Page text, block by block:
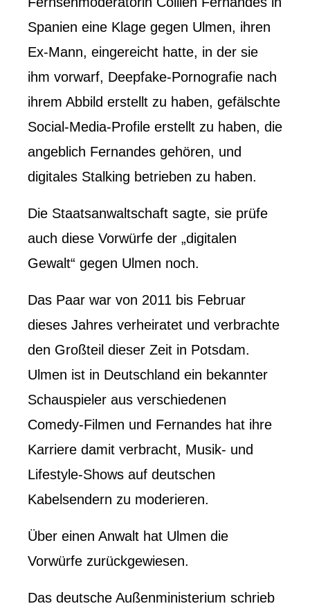
Spanien eine Klage gegen Ulmen, ihren
Ex-Mann, eingereicht hatte, in der sie
ihm vorwarf, Deepfake-Pornografie nach
ihrem Abbild erstellt zu haben, gefälschte
Social-Media-Profile erstellt zu haben, die
angeblich Fernandes gehören, und
digitales Stalking betrieben zu haben.
Die Staatsanwaltschaft sagte, sie prüfe
auch diese Vorwürfe der „digitalen
Gewalt“ gegen Ulmen noch.
Das Paar war von 2011 bis Februar
dieses Jahres verheiratet und verbrachte
den Großteil dieser Zeit in Potsdam.
Ulmen ist in Deutschland ein bekannter
Schauspieler aus verschiedenen
Comedy-Filmen und Fernandes hat ihre
Karriere damit verbracht, Musik- und
Lifestyle-Shows auf deutschen
Kabelsendern zu moderieren.
Über einen Anwalt hat Ulmen die
Vorwürfe zurückgewiesen.
Das deutsche Außenministerium schrieb